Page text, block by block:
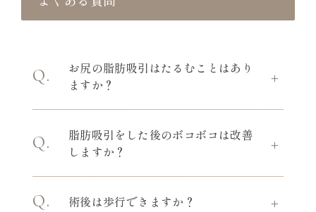
Q
お尻の脂肪吸引はたるむことはあり
ますか？
A
たるみが生じることがあります。太ももにか
けて滑らかにつながるようなデザインを考え
Q
脂肪吸引をした後のボコボコは改善
しますか？
A
め表面がボコボコすることがありますが、3
Q 術後は歩行できますか？